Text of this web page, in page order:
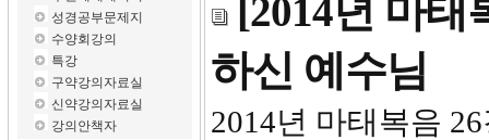
성경공부문제지
수양회강의
특강
구약강의자료실
신약강의자료실
강의안책자
[2014년 마태
하신 예수님
2014